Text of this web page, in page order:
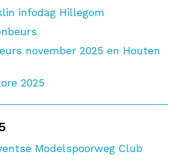
infodag Hillegom
november 2025 en Houten
2025
Modelspoorweg Club